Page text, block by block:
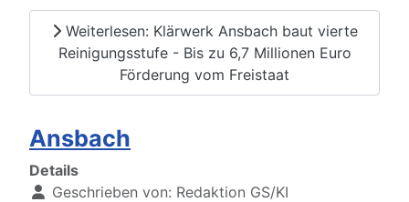
Weiterlesen: Klärwerk Ansbach baut vierte
Reinigungsstufe - Bis zu 6,7 Millionen Euro
Förderung vom Freistaat
Ansbach
Details
Geschrieben von: Redaktion GS/KI